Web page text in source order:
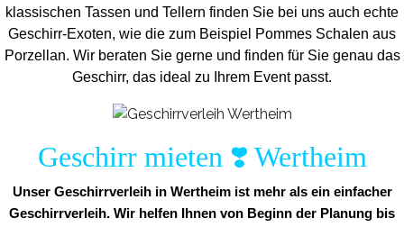
klassischen Tassen und Tellern finden Sie bei uns auch echte
Geschirr-Exoten, wie die zum Beispiel Pommes Schalen aus
Porzellan. Wir beraten Sie gerne und finden für Sie genau das
Geschirr, das ideal zu Ihrem Event passt.
Geschirr mieten ❣️ Wertheim
Unser Geschirrverleih in Wertheim ist mehr als ein einfacher
Geschirrverleih. Wir helfen Ihnen von Beginn der Planung bis